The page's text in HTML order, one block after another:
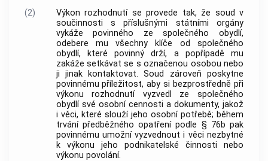
(2)
Výkon rozhodnutí se provede tak, že soud v
součinnosti s příslušnými státními orgány
vykáže povinného ze společného obydlí,
odebere mu všechny klíče od společného
obydlí, které povinný drží, a popřípadě mu
zakáže setkávat se s označenou osobou nebo
ji jinak kontaktovat. Soud zároveň poskytne
povinnému příležitost, aby si bezprostředně při
výkonu rozhodnutí vyzvedl ze společného
obydlí své osobní cennosti a dokumenty, jakož
i věci, které slouží jeho osobní potřebě; během
trvání předběžného opatření podle § 76b pak
povinnému umožní vyzvednout i věci nezbytné
k výkonu jeho podnikatelské činnosti nebo
výkonu povolání.